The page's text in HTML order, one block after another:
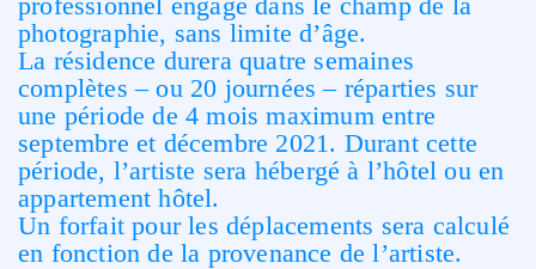
photographie, sans limite d’âge.
La résidence durera quatre semaines
complètes – ou 20 journées – réparties sur
une période de 4 mois maximum entre
septembre et décembre 2021. Durant cette
période, l’artiste sera hébergé à l’hôtel ou en
appartement hôtel.
Un forfait pour les déplacements sera calculé
en fonction de la provenance de l’artiste.